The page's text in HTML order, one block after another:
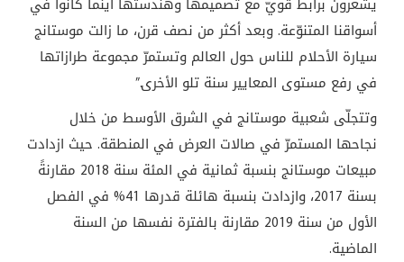
أسواقنا المتنوّعة. وبعد أكثر من نصف قرن، ما زالت موستانج
سيارة الأحلام للناس حول العالم وتستمرّ مجموعة طرازاتها
في رفع مستوى المعايير سنة تلو الأخرى.”
وتتجلّى شعبية موستانج في الشرق الأوسط من خلال
نجاحها المستمرّ في صالات العرض في المنطقة. حيث ازدادت
مبيعات موستانج بنسبة ثمانية في المئة سنة 2018 مقارنةً
بسنة 2017، وازدادت بنسبة هائلة قدرها 41% في الفصل
الأول من سنة 2019 مقارنة بالفترة نفسها من السنة
الماضية.